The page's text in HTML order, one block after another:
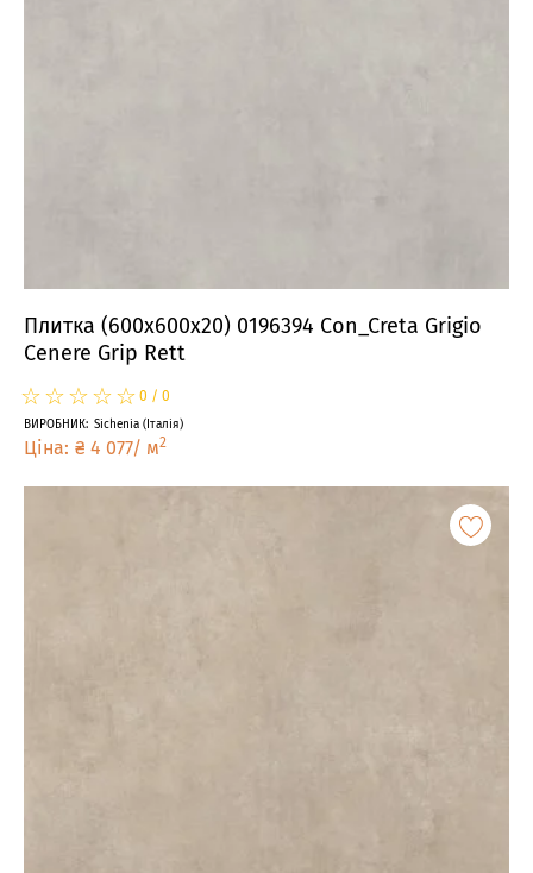
Плитка (600x600x20) 0196394 Con_Creta Grigio
Cenere Grip Rett
☆
★☆
★☆
★☆
★☆
★ 0 / 0
ВИРОБНИК: Sichenia ( Італія)
Ціна: ₴ 4 077/ м2